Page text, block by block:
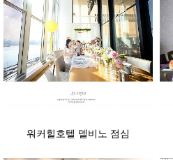
워커힐호텔 델비노 점심